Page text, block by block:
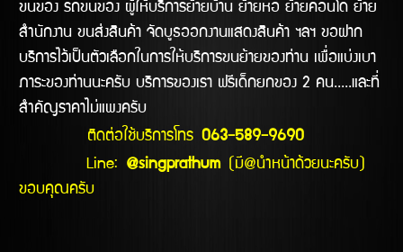
ขนของ รถขนของ ผู้ให้บริการย้ายบ้าน ย้ายหอ ย้ายคอนโด ย้าย
สำนักงาน ขนส่งสินค้า จัดบูธออกงานแสดงสินค้า ฯลฯ ขอฝาก
บริการไว้เป็นตัวเลือกในการให้บริการขนย้ายของท่าน เพื่อแบ่งเบา
ภาระของท่านนะครับ บริการของเรา ฟรีเด็กยกของ 2 คน.....และที่
สำคัญราคาไม่แพงครับ
ติดต่อใช้บริการโทร 063-589-9690
Line: @singprathum (มี@นำหน้าด้วยนะครับ)
ขอบคุณครับ